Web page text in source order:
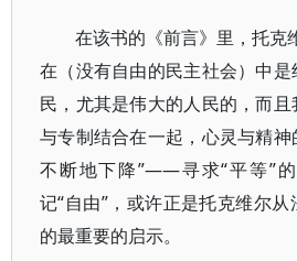
在该书的《前言》里，托克
在（没有自由的民主社会）中
民，尤其是伟大的人民的，而
与专制结合在一起，心灵与精
不断地下降”——寻求“平等”
记“自由”，或许正是托克维尔
的最重要的启示。